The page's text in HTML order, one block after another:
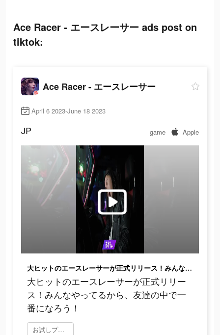
Ace Racer - エースレーサー ads post on
tiktok:
Ace Racer - エースレーサー
April 6 2023-June 18 2023
JP game Apple
大ヒットのエースレーサーが正式リリース！みんなやってるから、友達の中で一番になろう！
大ヒットのエースレーサーが正式リリー
ス！みんなやってるから、友達の中で一
番になろう！
お試しプレイ